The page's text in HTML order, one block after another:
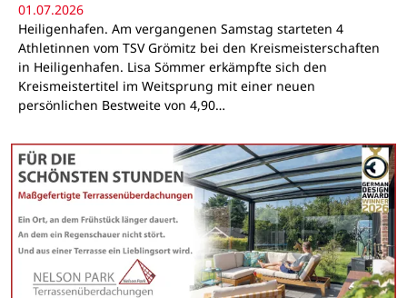
01.07.2026
Heiligenhafen. Am vergangenen Samstag starteten 4
Athletinnen vom TSV Grömitz bei den Kreismeisterschaften
in Heiligenhafen. Lisa Sömmer erkämpfte sich den
Kreismeistertitel im Weitsprung mit einer neuen
persönlichen Bestweite von 4,90…